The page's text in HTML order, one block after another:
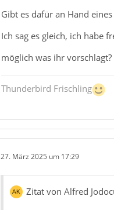
Gibt es dafür an Hand
Ich sag es gleich, ich habe
möglich was ihr vorschlagt?
Thunderbird Frischling
27. März 2025 um 17:29
Zitat von Alfred